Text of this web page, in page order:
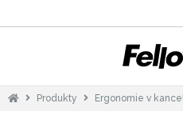
Produkty Ergonomie v